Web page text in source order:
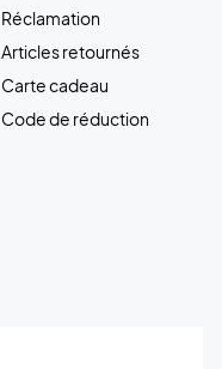
Réclamation
Articles retournés
Carte cadeau
Code de réduction